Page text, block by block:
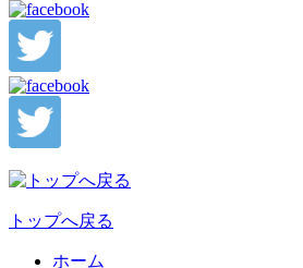
トップへ戻る
ホーム